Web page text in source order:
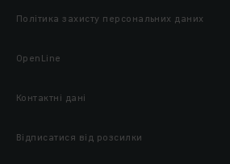
Політика захисту персональних даних
OpenLine
Контактні дані
Відписатися від розсилки